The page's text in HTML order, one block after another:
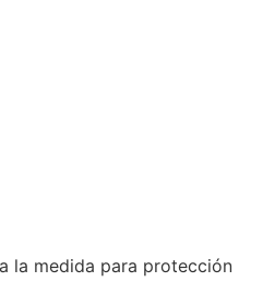
la medida para protección